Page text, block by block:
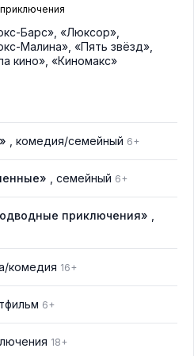
Барс» «Люксор»
Малина» «Пять звёзд»
кино» «Киномакс»
, комедия/семейный 6+
, семейный 6+
приключения»
комедия 16+
6+
18+